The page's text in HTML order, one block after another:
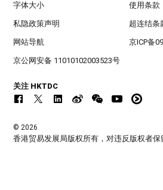
字体大小 使用条款
私隐政策声明 超连结条
网站导航 京ICP备
京公网安备 11010102003523号
关注 HKTDC
© 2026
香港贸易发展局版权所有，对违反版权者保